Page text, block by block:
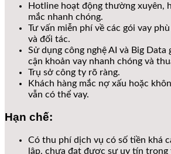
Hotline hoạt động thường xuyên,
mắc nhanh chóng.
Tư vấn miễn phí về các gói vay
và đối tác.
Sử dụng công nghệ AI và Big Data
cận khoản vay nhanh chóng và
Trụ sở công ty rõ ràng.
Khách hàng mắc nợ xấu hoặc
vẫn có thể vay.
Hạn chế:
Có thu phí dịch vụ có số tiền khá
lập, chưa đạt được sự uy tín trong